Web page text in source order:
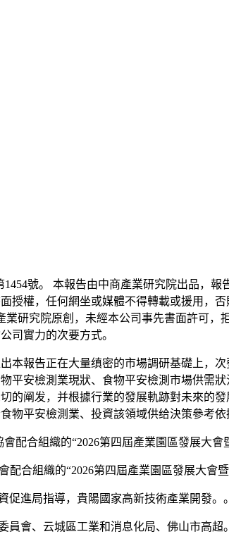
號。 本報告由中商產業研究院出品，報
權，任何網坐或媒體不得轉載或援用，
研究院原創，未經本公司事先書面許可
司實力的次要方式。
告正在大量缜密的市場調研基礎上，次
平安檢測業現狀、食物平安檢測市場供需
阐发，并根據行業的發展軌跡對未來的
物平安檢測業、投資該領域供给決策參考依
合組織的“2026第四屆產業園區發展大會
合組織的“2026第四屆產業園區發展大會暨
進局指導，貴陽國家高新技術產業開發。
會、云城區工業和消息化局、佛山市高超